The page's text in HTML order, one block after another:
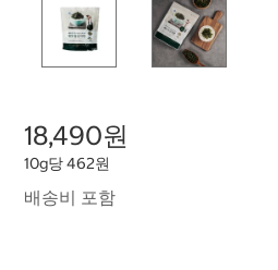
18,490원
10g당 462원
배송비 포함